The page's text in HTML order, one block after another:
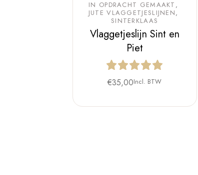
IN OPDRACHT GEMAAKT
JUTE VLAGGETJESLIJNEN
SINTERKLAAS
Vlaggetjeslijn Sint en
Piet
€35,00Incl. BTW